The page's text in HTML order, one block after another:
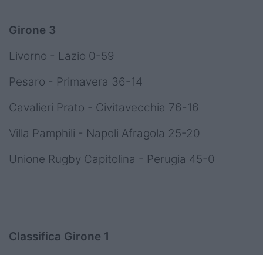
Girone 3
Livorno - Lazio 0-59
Pesaro - Primavera 36-14
Cavalieri Prato - Civitavecchia 76-16
Villa Pamphili - Napoli Afragola 25-20
Unione Rugby Capitolina - Perugia 45-0
Classifica Girone 1